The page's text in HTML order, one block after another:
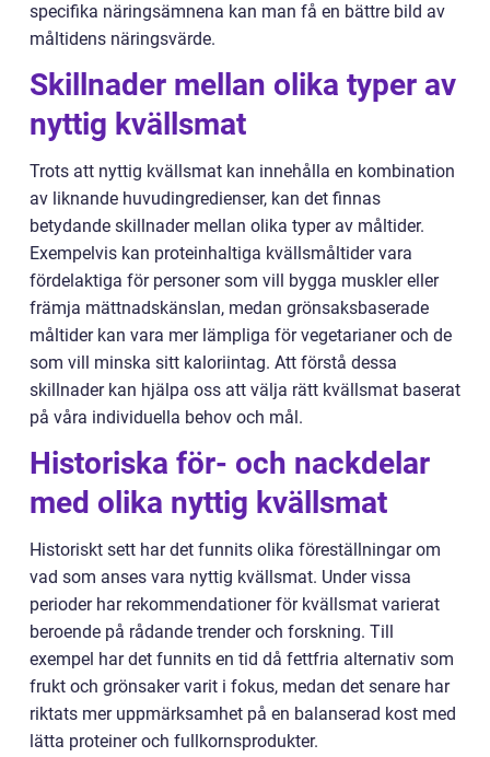
specifika näringsämnena kan man få en bättre bild av
måltidens näringsvärde.
Skillnader mellan olika typer av
nyttig kvällsmat
Trots att nyttig kvällsmat kan innehålla en kombination
av liknande huvudingredienser, kan det finnas
betydande skillnader mellan olika typer av måltider.
Exempelvis kan proteinhaltiga kvällsmåltider vara
fördelaktiga för personer som vill bygga muskler eller
främja mättnadskänslan, medan grönsaksbaserade
måltider kan vara mer lämpliga för vegetarianer och de
som vill minska sitt kaloriintag. Att förstå dessa
skillnader kan hjälpa oss att välja rätt kvällsmat baserat
på våra individuella behov och mål.
Historiska för- och nackdelar
med olika nyttig kvällsmat
Historiskt sett har det funnits olika föreställningar om
vad som anses vara nyttig kvällsmat. Under vissa
perioder har rekommendationer för kvällsmat varierat
beroende på rådande trender och forskning. Till
exempel har det funnits en tid då fettfria alternativ som
frukt och grönsaker varit i fokus, medan det senare har
riktats mer uppmärksamhet på en balanserad kost med
lätta proteiner och fullkornsprodukter.